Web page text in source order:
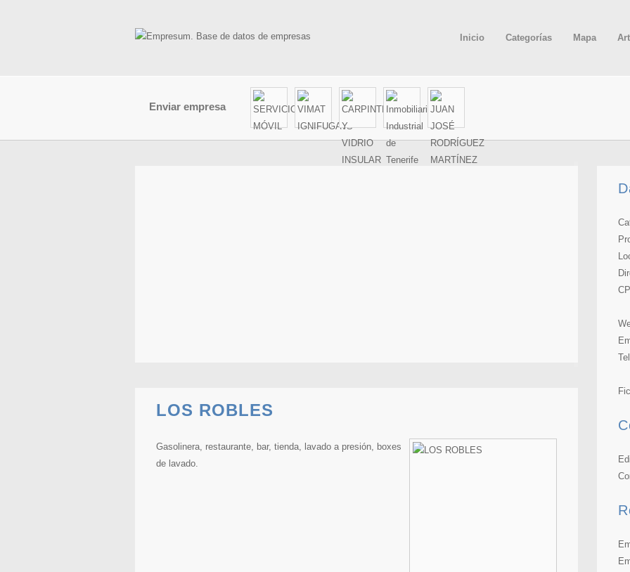
Inicio Categorías Mapa
Enviar empresa
LOS ROBLES
Gasolinera, restaurante, bar, tienda, lavado a presión, boxes
de lavado.